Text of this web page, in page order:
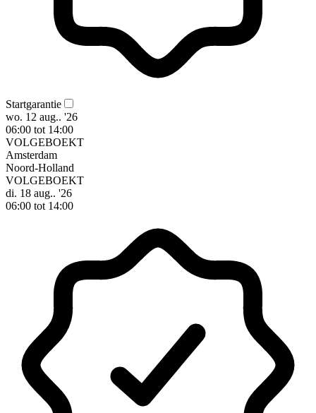
Startgarantie
wo. 12 aug.. '26
06:00 tot 14:00
VOLGEBOEKT
Amsterdam
Noord-Holland
VOLGEBOEKT
di. 18 aug.. '26
06:00 tot 14:00